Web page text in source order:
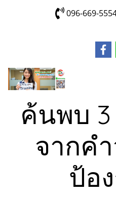
096-669-
ค้นพบ 3
จากค
ป้อ